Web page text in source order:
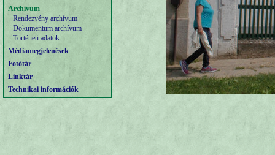
Archívum
Rendezvény archívum
Dokumentum archívum
Történeti adatok
Médiamegjelenések
Fotótár
Linktár
Technikai információk